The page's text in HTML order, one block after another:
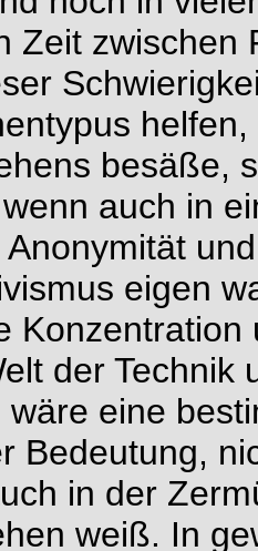
Zeit
besäße,
auch in
eigen
der Technik
eine
Bedeutung,
in der
weiß. In